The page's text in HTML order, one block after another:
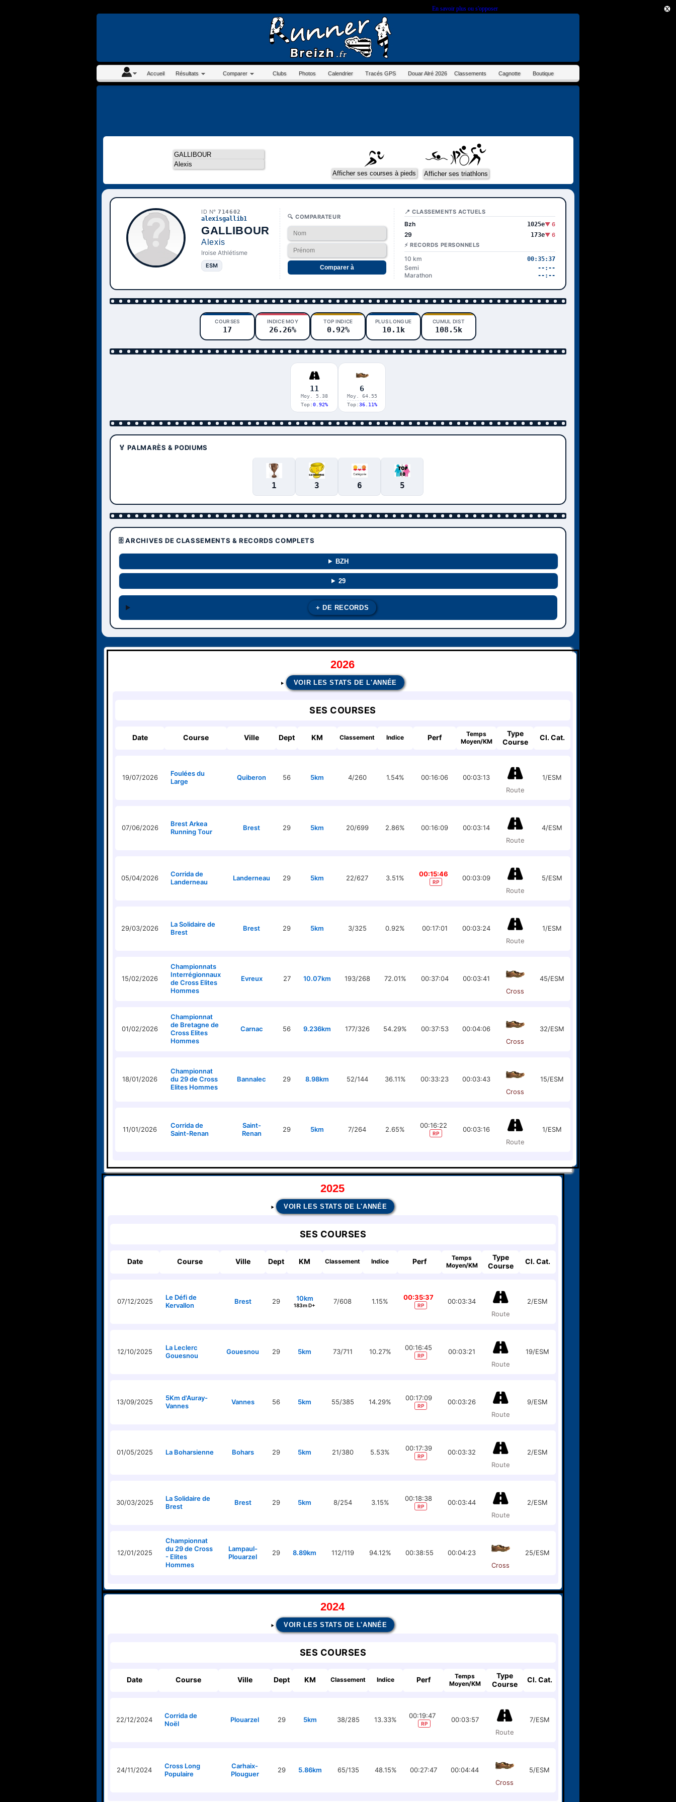
En savoir plus ou s'opposer.
Accueil Résultats Comparer Clubs Photos Calendrier Tracés GPS Douar Alré 2026 Classements Cagnotte Boutique
ID N°714602
alexisgallib1
GALLIBOUR
Alexis
Iroise Athlétisme
ESM
🔍 COMPARATEUR
Comparer à
📍 CLASSEMENTS ACTUELS
Bzh 1025e▼ 6
29 173e▼ 6
⚡ RECORDS PERSONNELS
10 km 00:35:37
Semi --:--
Marathon --:--
COURSES
17
INDICE MOY
26.26%
TOP INDICE
0.92%
PLUS LONGUE
10.1k
CUMUL DIST
108.5k
11
Moy. 5.38
Top:0.92%
6
Moy. 64.55
Top:36.11%
🏅 PALMARÈS & PODIUMS
1 3 6 5
🗄️ ARCHIVES DE CLASSEMENTS & RECORDS COMPLETS
BZH
29
+ DE RECORDS
2026
VOIR LES STATS DE L'ANNÉE
SES COURSES
Date Course Ville Dept KM Classement Indice Perf
Temps
Moyen/KM
Type
Course
Cl. Cat.
19/07/2026
Foulées du
Large
Quiberon 56 5km 4/260 1.54% 00:16:06
00:03:13
Route
1/ESM
07/06/2026
Brest Arkea
Running Tour
Brest 29 5km 20/699 2.86% 00:16:09
00:03:14
Route
4/ESM
05/04/2026
Corrida de
Landerneau
Landerneau 29 5km 22/627 3.51% 00:15:46
RP
00:03:09
Route
5/ESM
29/03/2026
La Solidaire de
Brest
Brest 29 5km 3/325 0.92% 00:17:01
00:03:24
Route
1/ESM
15/02/2026
Championnats
Interrégionnaux
de Cross Elites
Hommes
Evreux 27 10.07km 193/268 72.01% 00:37:04
00:03:41
Cross
45/ESM
01/02/2026
Championnat
de Bretagne de
Cross Elites
Hommes
Carnac 56 9.236km 177/326 54.29% 00:37:53
00:04:06
Cross
32/ESM
18/01/2026
Championnat
du 29 de Cross
Elites Hommes
Bannalec 29 8.98km 52/144 36.11% 00:33:23
00:03:43
Cross
15/ESM
11/01/2026
Corrida de
Saint-Renan
Saint-
Renan
29 5km 7/264 2.65% 00:16:22
RP
00:03:16
Route
1/ESM
2025
VOIR LES STATS DE L'ANNÉE
SES COURSES
Date Course Ville Dept KM Classement Indice Perf
Temps
Moyen/KM
Type
Course
Cl. Cat.
07/12/2025
Le Défi de
Kervallon
Brest 29 10km
183m D+ 7/608 1.15% 00:35:37
RP
00:03:34
Route
2/ESM
12/10/2025
La Leclerc
Gouesnou
Gouesnou 29 5km 73/711 10.27% 00:16:45
RP
00:03:21
Route
19/ESM
13/09/2025
5Km d'Auray-
Vannes
Vannes 56 5km 55/385 14.29% 00:17:09
RP
00:03:26
Route
9/ESM
01/05/2025 La Boharsienne Bohars 29 5km 21/380 5.53% 00:17:39
RP
00:03:32
Route
2/ESM
30/03/2025
La Solidaire de
Brest
Brest 29 5km 8/254 3.15% 00:18:38
RP
00:03:44
Route
2/ESM
12/01/2025
Championnat
du 29 de Cross
- Elites
Hommes
Lampaul-
Plouarzel
29 8.89km 112/119 94.12% 00:38:55
00:04:23
Cross
25/ESM
2024
VOIR LES STATS DE L'ANNÉE
SES COURSES
Date Course Ville Dept KM Classement Indice Perf
Temps
Moyen/KM
Type
Course
Cl. Cat.
22/12/2024
Corrida de
Noël
Plouarzel 29 5km 38/285 13.33% 00:19:47
RP
00:03:57
Route
7/ESM
24/11/2024
Cross Long
Populaire
Carhaix-
Plouguer
29 5.86km 65/135 48.15% 00:27:47
00:04:44
Cross
5/ESM